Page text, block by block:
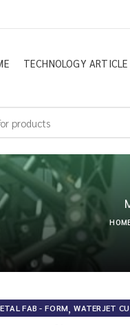
TECHNOLOGY ARTICLE
FAB - FORM,WATERJET